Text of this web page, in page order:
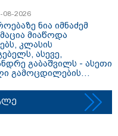
ესაუბრება?
08-2026
ნია იმნაძემ
მიაწოდა
კლასის
ასევე,
გაბაშვილს - ასეთი
გამოცდილების
რომ მასწავლებელი
ავიწროებდა,
წაქეზება იყო" -